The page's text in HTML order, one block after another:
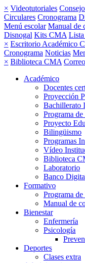
× Videotutoriales
Circulares Cronograma
Menú escolar Manual de
Disnogal Kits CMA
× Escritorio Académico
Cronograma Noticias
× Biblioteca CMA
Académico
Docentes
Proyección
Bachillerato
Programa
Proyecto
Bilingüismo
Programas
Vídeo
Biblioteca
Laboratorio
Banco
Formativo
Programa de
Manual de
Bienestar
Enfermería
Psicología
Deportes
Clases extra